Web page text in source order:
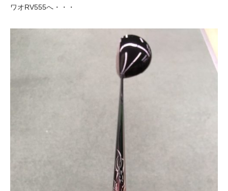
ワオRV555へ・・・